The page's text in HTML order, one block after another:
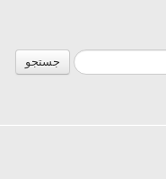
جستجو